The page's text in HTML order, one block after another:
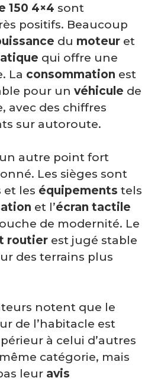
150 4×4 sont
positifs. Beaucoup
du moteur et
qui offre une
La consommation est
pour un véhicule de
avec des chiffres
sur autoroute.
autre point fort
Les sièges sont
les équipements tels
et l’écran tactile
de modernité. Le
routier est jugé stable
des terrains plus
notent que le
de l’habitacle est
à celui d’autres
catégorie, mais
leur avis